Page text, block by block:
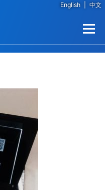
English
中文
メニュー